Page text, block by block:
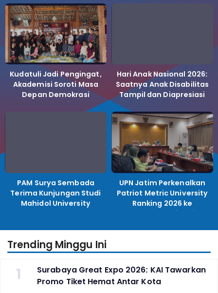
Kudatuli Jadi Pengingat,
Akademisi Soroti Masa
Depan Demokrasi
Indonesia
Hari Anak Nasional 2026:
Saatnya Anak Disabilitas
Tampil dan Diapresiasi
PAM Surya Sembada
Terima Kunjungan Studi
Mahidol University
UPN Jatim Perkenalkan
Patriot Metric University
Ranking 2026 ke
Perguruan Tinggi
Trending Minggu Ini
1
Surabaya Great Expo 2026: KAI Tawarkan
Promo Tiket Hemat Antar Kota